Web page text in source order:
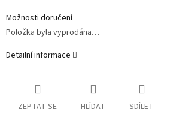
Možnosti doručení
Položka byla vyprodána…
Detailní informace
ZEPTAT SE HLÍDAT SDÍLET